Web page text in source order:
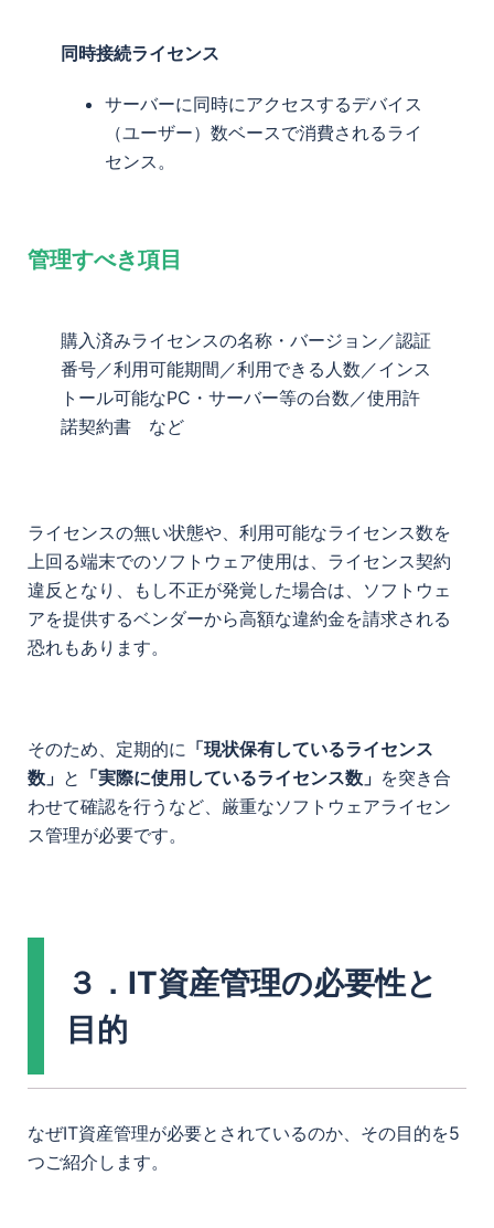
同時接続ライセンス
サーバーに同時にアクセスするデバイス
（ユーザー）数ベースで消費されるライ
センス。
管理すべき項目
購入済みライセンスの名称・バージョン／認証
番号／利用可能期間／利用できる人数／インス
トール可能なPC・サーバー等の台数／使用許
諾契約書 など
ライセンスの無い状態や、利用可能なライセンス数を
上回る端末でのソフトウェア使用は、ライセンス契約
違反となり、もし不正が発覚した場合は、ソフトウェ
アを提供するベンダーから高額な違約金を請求される
恐れもあります。
そのため、定期的に 「現状保有しているライセンス
数」 と 「実際に使用しているライセンス数」 を突き合
わせて確認を行うなど、厳重なソフトウェアライセン
ス管理が必要です。
３．IT資産管理の必要性と
目的
なぜIT資産管理が必要とされているのか、その目的を5
つご紹介します。